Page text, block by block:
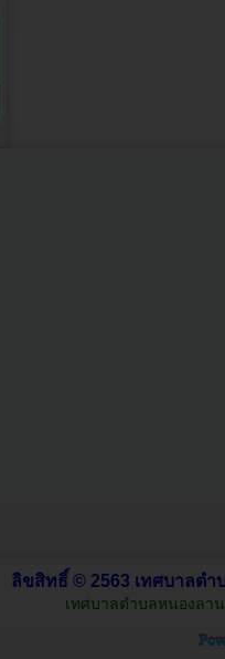
ลิขสิทธิ์ © 2563 เทศบาลต
เทศบาลตำบลหนองลา